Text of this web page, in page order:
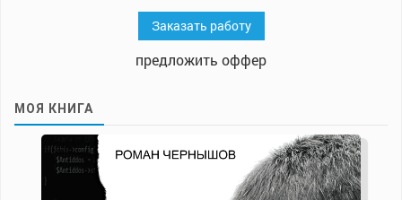
Заказать работу
предложить оффер
МОЯ КНИГА